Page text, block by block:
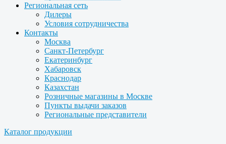
Региональная сеть
Дилеры
Условия сотрудничества
Контакты
Москва
Санкт-Петербург
Екатеринбург
Хабаровск
Краснодар
Казахстан
Розничные магазины в Москве
Пункты выдачи заказов
Региональные представители
Каталог продукции